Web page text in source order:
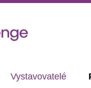
Vystavovatelé